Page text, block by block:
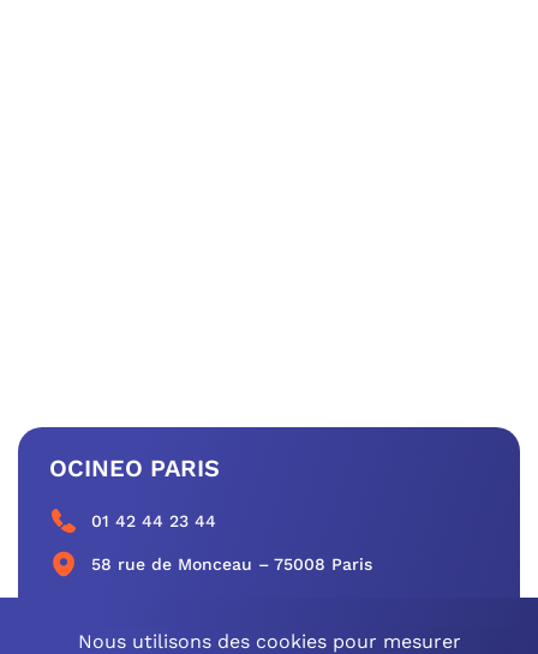
OCINEO PARIS
01 42 44 23 44
58 rue de Monceau – 75008 Paris
CONTACTEZ-NOUS
Nous utilisons des cookies pour mesurer